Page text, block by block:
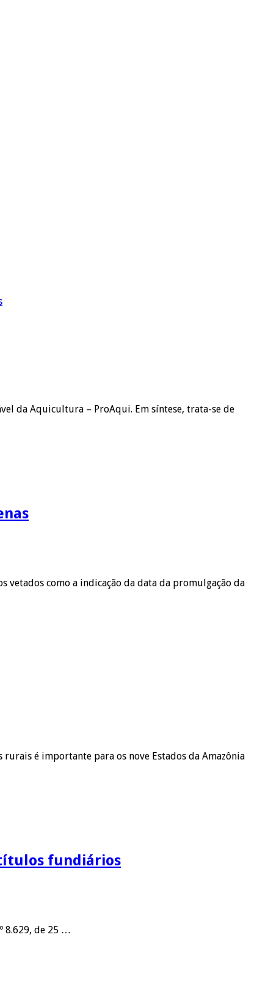
da Aquicultura – ProAqui. Em síntese, trata-se de
vetados como a indicação da data da promulgação da
é importante para os nove Estados da Amazônia
fundiários
8.629, de 25 …